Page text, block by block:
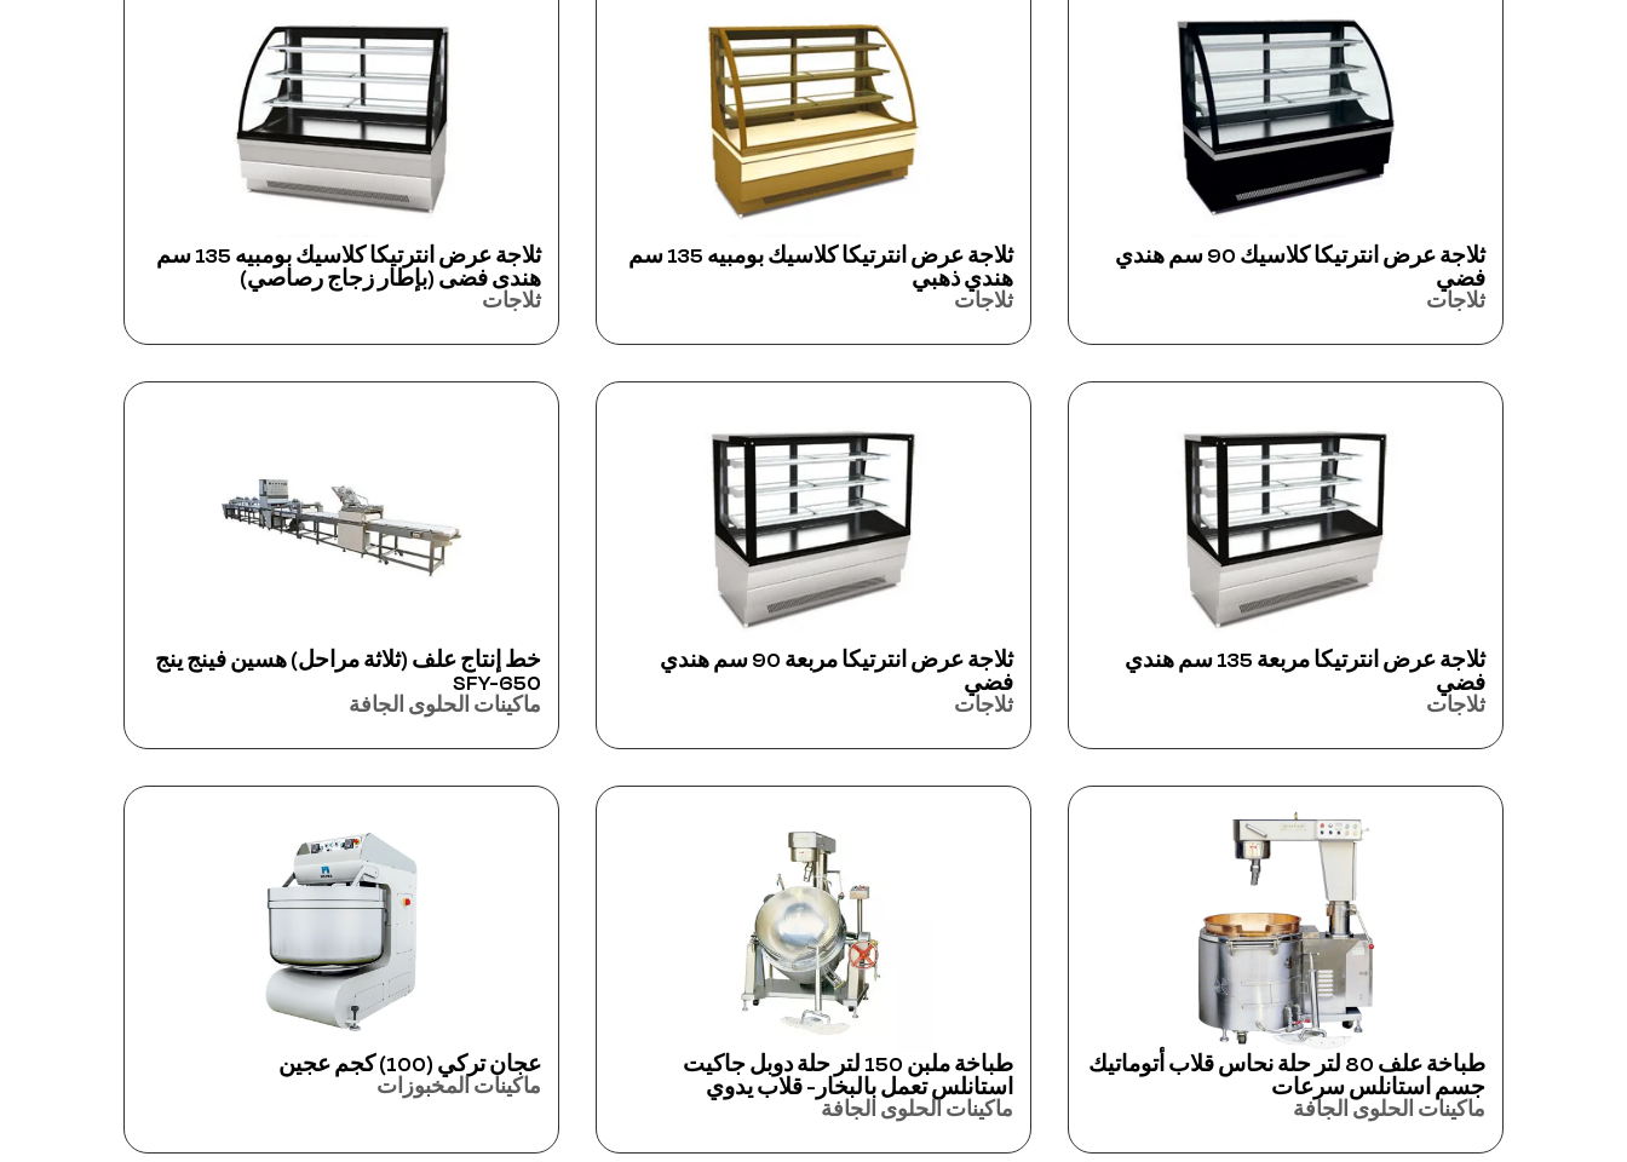
ثلاجة عرض انترتيكا كلاسيك 90 سم هندي
فضي
ثلاجات
ثلاجة عرض انترتيكا كلاسيك بومبيه 135 سم
هندي ذهبي
ثلاجات
ثلاجة عرض انترتيكا كلاسيك بومبيه 135 سم
هندى فضى (بإطار زجاج رصاصي)
ثلاجات
ثلاجة عرض انترتيكا مربعة 135 سم هندي
فضي
ثلاجات
ثلاجة عرض انترتيكا مربعة 90 سم هندي
فضي
ثلاجات
خط إنتاج علف (ثلاثة مراحل) هسين فينج ينج
SFY-650
ماكينات الحلوى الجافة
طباخة علف 80 لتر حلة نحاس قلاب أتوماتيك
جسم استانلس سرعات
ماكينات الحلوى الجافة
طباخة ملبن 150 لتر حلة دوبل جاكيت
استانلس تعمل بالبخار- قلاب يدوي
ماكينات الحلوى الجافة
عجان تركي (100) كجم عجين
ماكينات المخبوزات